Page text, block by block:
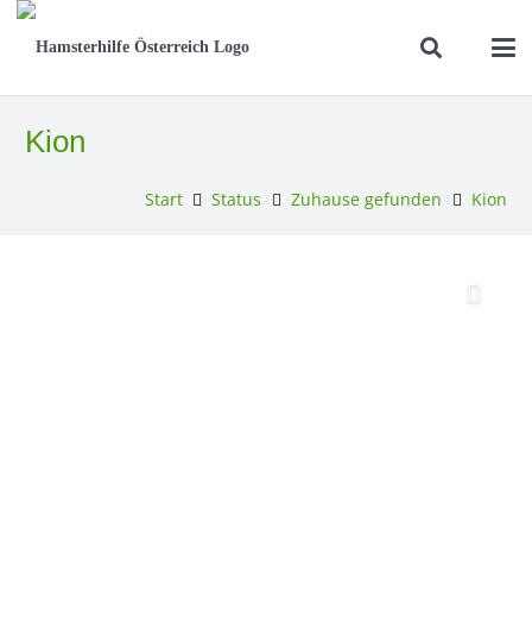
Kion
Start Status Zuhause gefunden Kion